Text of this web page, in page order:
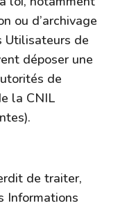
ou d’archivage
Utilisateurs de
déposer une
de
la CNIL
de traiter,
Informations